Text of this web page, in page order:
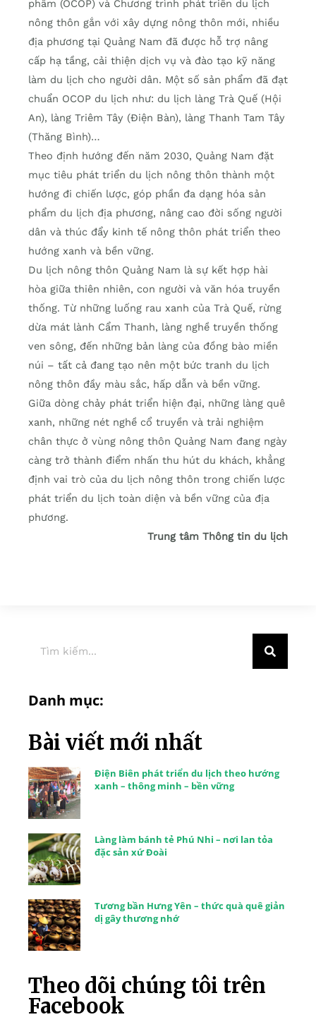
phẩm (OCOP) và Chương trình phát triển du lịch
nông thôn gắn với xây dựng nông thôn mới, nhiều
địa phương tại Quảng Nam đã được hỗ trợ nâng
cấp hạ tầng, cải thiện dịch vụ và đào tạo kỹ năng
làm du lịch cho người dân. Một số sản phẩm đã đạt
chuẩn OCOP du lịch như: du lịch làng Trà Quế (Hội
An), làng Triêm Tây (Điện Bàn), làng Thanh Tam Tây
(Thăng Bình)…
Theo định hướng đến năm 2030, Quảng Nam đặt
mục tiêu phát triển du lịch nông thôn thành một
hướng đi chiến lược, góp phần đa dạng hóa sản
phẩm du lịch địa phương, nâng cao đời sống người
dân và thúc đẩy kinh tế nông thôn phát triển theo
hướng xanh và bền vững.
Du lịch nông thôn Quảng Nam là sự kết hợp hài
hòa giữa thiên nhiên, con người và văn hóa truyền
thống. Từ những luống rau xanh của Trà Quế, rừng
dừa mát lành Cẩm Thanh, làng nghề truyền thống
ven sông, đến những bản làng của đồng bào miền
núi – tất cả đang tạo nên một bức tranh du lịch
nông thôn đầy màu sắc, hấp dẫn và bền vững.
Giữa dòng chảy phát triển hiện đại, những làng quê
xanh, những nét nghề cổ truyền và trải nghiệm
chân thực ở vùng nông thôn Quảng Nam đang ngày
càng trở thành điểm nhấn thu hút du khách, khẳng
định vai trò của du lịch nông thôn trong chiến lược
phát triển du lịch toàn diện và bền vững của địa
phương.
Trung tâm Thông tin du lịch
Danh mục:
Bài viết mới nhất
Điện Biên phát triển du lịch theo hướng
xanh – thông minh – bền vững
Làng làm bánh tẻ Phú Nhi – nơi lan tỏa
đặc sản xứ Đoài
Tương bần Hưng Yên – thức quà quê giản
dị gây thương nhớ
Theo dõi chúng tôi trên
Facebook